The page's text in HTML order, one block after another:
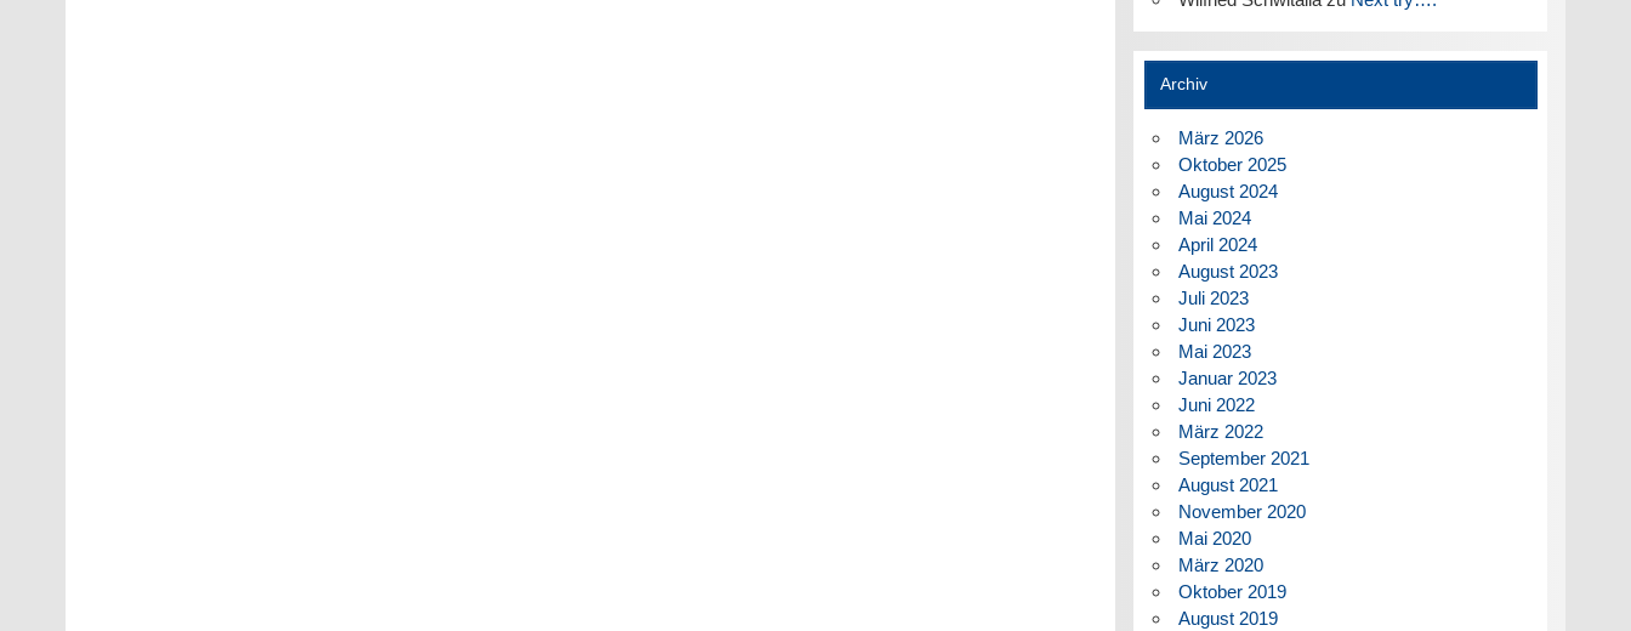
Archiv
März 2026
Oktober 2025
August 2024
Mai 2024
April 2024
August 2023
Juli 2023
Juni 2023
Mai 2023
Januar 2023
Juni 2022
März 2022
September 2021
August 2021
November 2020
Mai 2020
März 2020
Oktober 2019
August 2019